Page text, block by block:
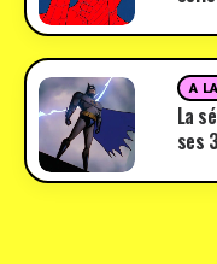
A
La
ses